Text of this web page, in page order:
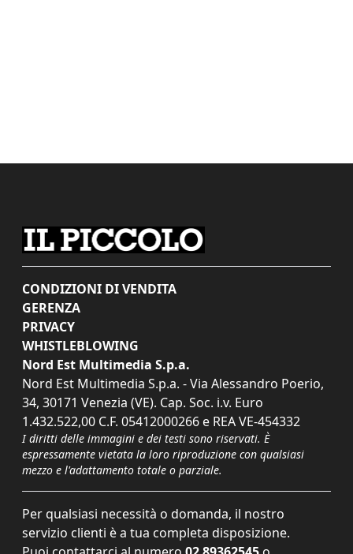
CONDIZIONI DI VENDITA
GERENZA
PRIVACY
WHISTLEBLOWING
Nord Est Multimedia S.p.a.
Nord Est Multimedia S.p.a. - Via Alessandro Poerio,
34, 30171 Venezia (VE). Cap. Soc. i.v. Euro
1.432.522,00 C.F. 05412000266 e REA VE-454332
I diritti delle immagini e dei testi sono riservati. È
espressamente vietata la loro riproduzione con qualsiasi
mezzo e l'adattamento totale o parziale.
Per qualsiasi necessità o domanda, il nostro
servizio clienti è a tua completa disposizione.